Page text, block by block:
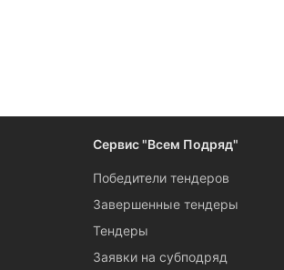
Сервис "Всем Подряд"
Победители тендеров
Завершенные тендеры
Тендеры
Заявки на субподряд